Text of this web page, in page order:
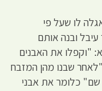
לו שעל פי
ובנה אותם
"וקפלו את האבנים
שבנו מהן המזבח
שם" כלומר את אבני